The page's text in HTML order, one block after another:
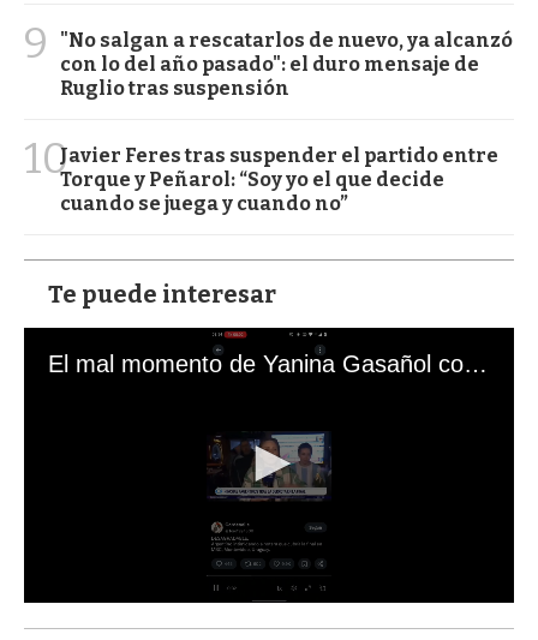
9
"No salgan a rescatarlos de nuevo, ya alcanzó
con lo del año pasado": el duro mensaje de
Ruglio tras suspensión
10Javier Feres tras suspender el partido entre
Torque y Peñarol: “Soy yo el que decide
cuando se juega y cuando no”
Te puede interesar
El mal momento de Yanina Gasañol con un hincha argentino en "Subrayado"
s